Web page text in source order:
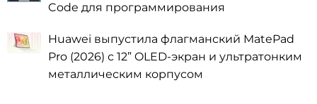
Code для программирования
Huawei выпустила флагманский MatePad
Pro (2026) с 12” OLED-экран и ультратонким
металлическим корпусом